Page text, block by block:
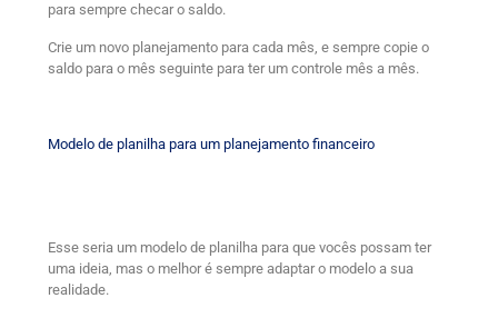
para sempre checar o saldo.
Crie um novo planejamento para cada mês, e sempre copie o
saldo para o mês seguinte para ter um controle mês a mês.
Modelo de planilha para um planejamento financeiro
Esse seria um modelo de planilha para que vocês possam ter
uma ideia, mas o melhor é sempre adaptar o modelo a sua
realidade.